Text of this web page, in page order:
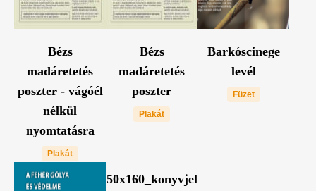
Bézs
madáretetés
poszter - vágóél
nélkül
nyomtatásra
Plakát
Bézs
madáretetés
poszter
Plakát
Barkóscinege
levél
Füzet
50x160_konyvjel